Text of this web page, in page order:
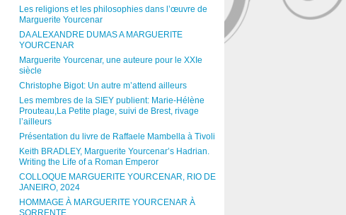
Les religions et les philosophies dans l’œuvre de
Marguerite Yourcenar
DA ALEXANDRE DUMAS A MARGUERITE
YOURCENAR
Marguerite Yourcenar, une auteure pour le XXIe
siècle
Christophe Bigot: Un autre m’attend ailleurs
Les membres de la SIEY publient: Marie-Hélène
Prouteau,La Petite plage, suivi de Brest, rivage
l’ailleurs
Présentation du livre de Raffaele Mambella à Tivoli
Keith BRADLEY, Marguerite Yourcenar’s Hadrian.
Writing the Life of a Roman Emperor
COLLOQUE MARGUERITE YOURCENAR, RIO DE
JANEIRO, 2024
HOMMAGE À MARGUERITE YOURCENAR À
SORRENTE